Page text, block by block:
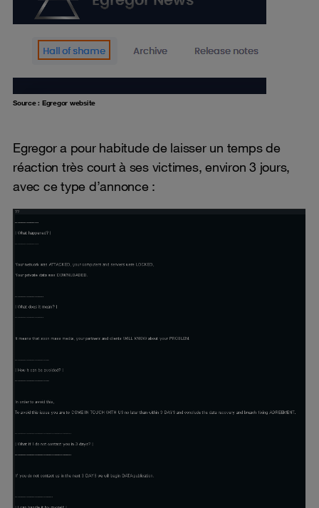
Source : Egregor website
Egregor a pour habitude de laisser un temps de
réaction très court à ses victimes, environ 3 jours,
avec ce type d’annonce :